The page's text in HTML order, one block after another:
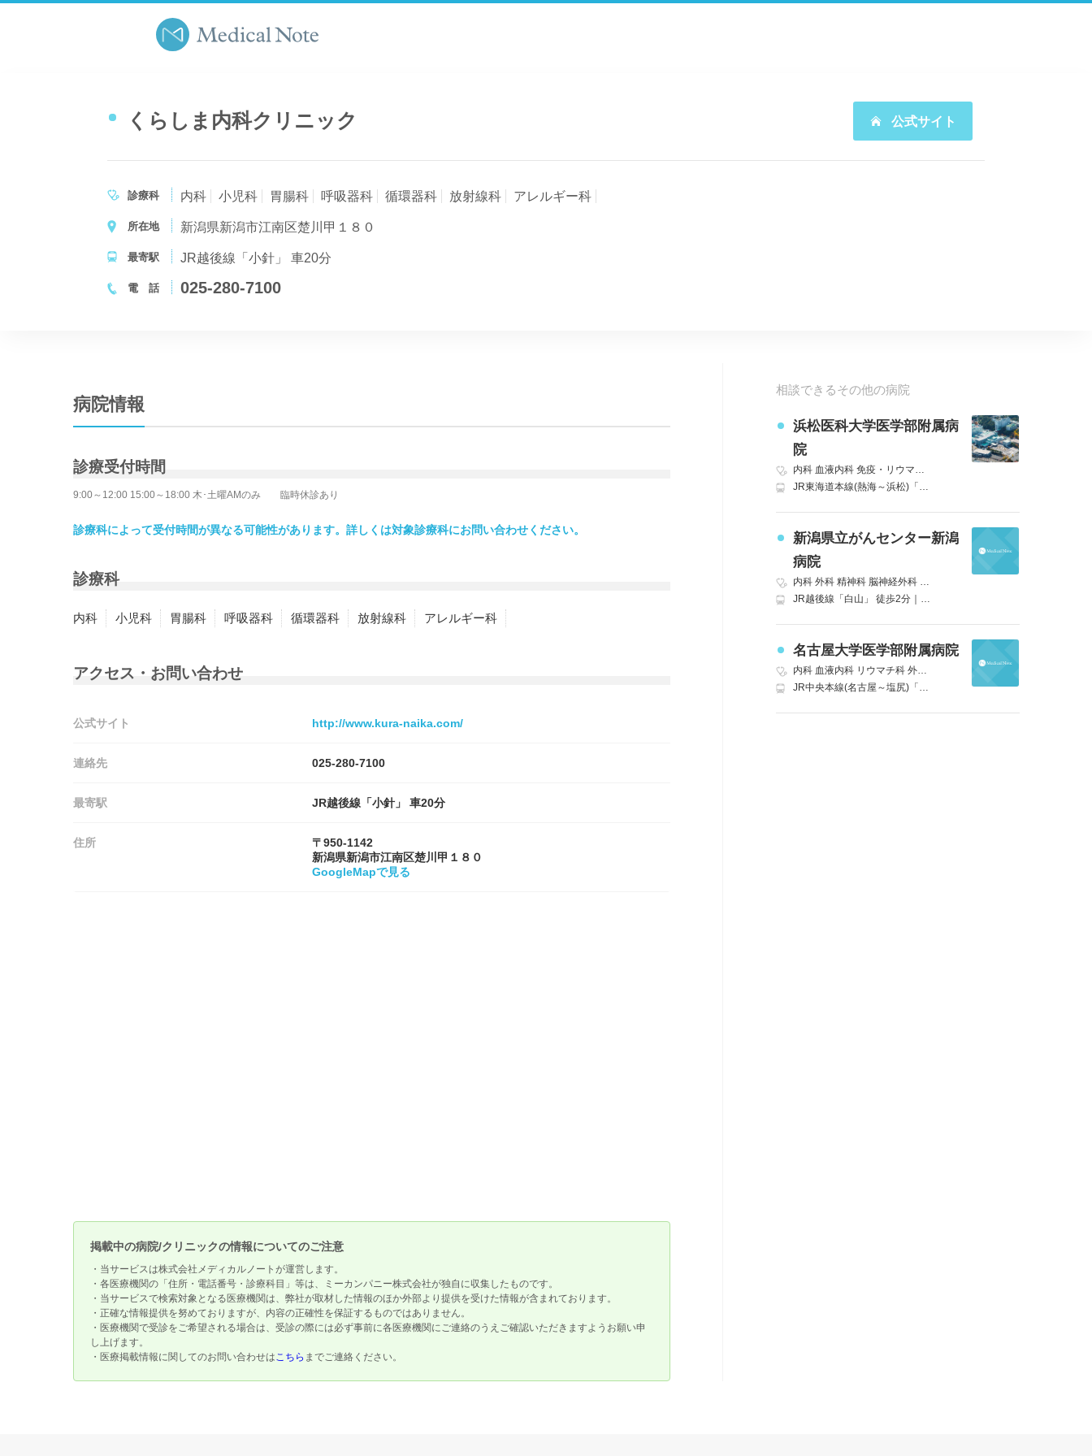
くらしま内科クリニック 公式サイト
診療科 内科 小児科 胃腸科 呼吸器科 循環器科 放射線科 アレルギー科
所在地 新潟県新潟市江南区楚川甲１８０
最寄駅 JR越後線「小針」 車20分
電 話 025-280-7100
病院情報
診療受付時間
9:00～12:00 15:00～18:00 木･土曜AMのみ 臨時休診あり
診療科によって受付時間が異なる可能性があります。詳しくは対象診療科にお問い合わせください。
診療科
内科 小児科 胃腸科 呼吸器科 循環器科 放射線科 アレルギー科
アクセス・お問い合わせ
公式サイト http://www.kura-naika.com/
連絡先 025-280-7100
最寄駅 JR越後線「小針」 車20分
住所
〒950-1142
新潟県新潟市江南区楚川甲１８０
GoogleMapで見る
掲載中の病院/クリニックの情報についてのご注意
・当サービスは株式会社メディカルノートが運営します。
・各医療機関の「住所・電話番号・診療科目」等は、ミーカンパニー株式会社が独自に収集したものです。
・当サービスで検索対象となる医療機関は、弊社が取材した情報のほか外部より提供を受けた情報が含まれております。
・正確な情報提供を努めておりますが、内容の正確性を保証するものではありません。
・医療機関で受診をご希望される場合は、受診の際には必ず事前に各医療機関にご連絡のうえご確認いただきますようお願い申
し上げます。
・医療掲載情報に関してのお問い合わせはこちら までご連絡ください。
相談できるその他の病院
浜松医科大学医学部附属病
院
内科 血液内科 免疫・リウマチ内科
JR東海道本線(熱海～浜松)「浜松」北口 遠鉄バス 13番のり場 (50)市役所山の手医大行 医科大学下車すぐ バス35分
新潟県立がんセンター新潟
病院
内科 外科 精神科 脳神経外科 呼吸器外科
JR越後線「白山」 徒歩2分｜JR信越本線(直江津～新潟)「新潟」BRT萬代橋ライン 白山駅前下車 徒歩3分 C1県庁線 がんセンター前下車など バス
名古屋大学医学部附属病院
内科 血液内科 リウマチ科 外科 神経内科
JR中央本線(名古屋～塩尻)「鶴舞」名古屋市営地下鉄鶴舞線も利用可 徒歩3分